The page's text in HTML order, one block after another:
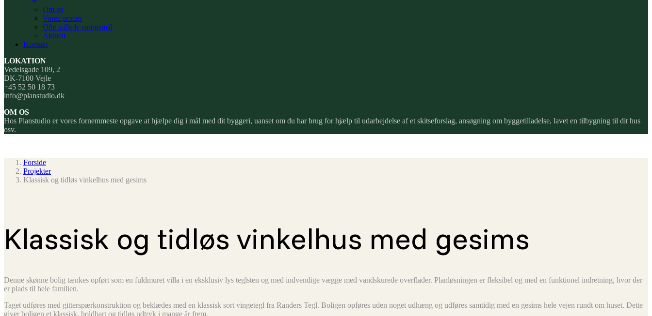
Om os
Vores proces
Ofte stillede spørgsmål
Aktuelt
Kontakt
LOKATION
Vedelsgade 109, 2
DK-7100 Vejle
+45 52 50 18 73
info@planstudio.dk
OM OS
Hos Planstudio er vores fornemmeste opgave at hjælpe dig i mål med dit byggeri, uanset om du har brug for hjælp til udarbejdelse af et skitseforslag, ansøgning om byggetilladelse, lavet en tilbygning til dit hus
osv.
Forside
Projekter
Klassisk og tidløs vinkelhus med gesims
Klassisk og tidløs vinkelhus med gesims
Denne skønne bolig tænkes opført som en fuldmuret villa i en eksklusiv lys teglsten og med indvendige vægge med vandskurede overflader. Planløsningen er fleksibel og med en funktionel indretning, hvor der
er plads til hele familien.
Taget udføres med gitterspærkonstruktion og beklædes med en klassisk sort vingetegl fra Randers Tegl. Boligen opføres uden noget udhæng og udføres samtidig med en gesims hele vejen rundt om huset. Dette
giver boligen et klassisk, holdbart og tidløs udtryk i mange år frem.